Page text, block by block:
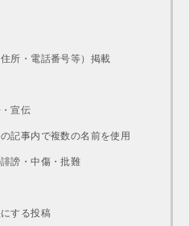
所・電話番号等）掲載
宣伝
記事内で複数の名前を使用
謗・中傷・批難
する投稿